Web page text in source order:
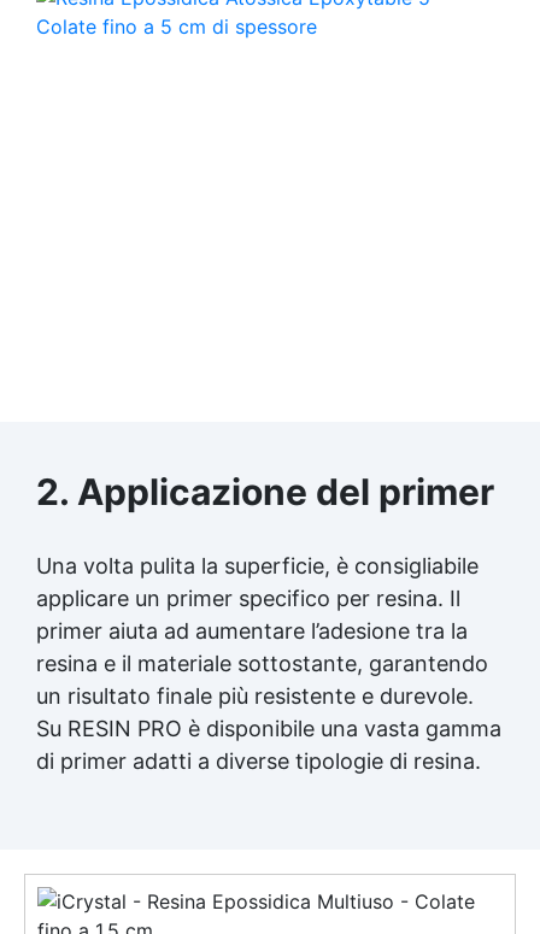
2. Applicazione del primer
Una volta pulita la superficie, è consigliabile
applicare un primer specifico per resina. Il
primer aiuta ad aumentare l’adesione tra la
resina e il materiale sottostante, garantendo
un risultato finale più resistente e durevole.
Su RESIN PRO è disponibile una vasta gamma
di primer adatti a diverse tipologie di resina.